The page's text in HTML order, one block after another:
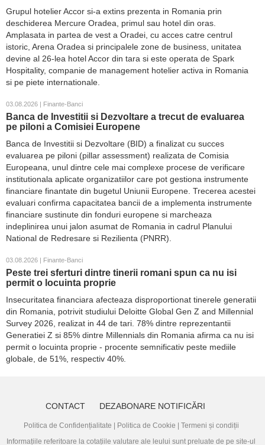
Grupul hotelier Accor si-a extins prezenta in Romania prin
deschiderea Mercure Oradea, primul sau hotel din oras.
Amplasata in partea de vest a Oradei, cu acces catre centrul
istoric, Arena Oradea si principalele zone de business, unitatea
devine al 26-lea hotel Accor din tara si este operata de Spark
Hospitality, companie de management hotelier activa in Romania
si pe piete internationale.
03.08.2026 | Finante-Banci
Banca de Investitii si Dezvoltare a trecut de evaluarea
pe piloni a Comisiei Europene
Banca de Investitii si Dezvoltare (BID) a finalizat cu succes
evaluarea pe piloni (pillar assessment) realizata de Comisia
Europeana, unul dintre cele mai complexe procese de verificare
institutionala aplicate organizatiilor care pot gestiona instrumente
financiare finantate din bugetul Uniunii Europene. Trecerea acestei
evaluari confirma capacitatea bancii de a implementa instrumente
financiare sustinute din fonduri europene si marcheaza
indeplinirea unui jalon asumat de Romania in cadrul Planului
National de Redresare si Rezilienta (PNRR).
03.08.2026 | Finante-Banci
Peste trei sferturi dintre tinerii romani spun ca nu isi
permit o locuinta proprie
Insecuritatea financiara afecteaza disproportionat tinerele generatii
din Romania, potrivit studiului Deloitte Global Gen Z and Millennial
Survey 2026, realizat in 44 de tari. 78% dintre reprezentantii
Generatiei Z si 85% dintre Millennials din Romania afirma ca nu isi
permit o locuinta proprie - procente semnificativ peste mediile
globale, de 51%, respectiv 40%.
CONTACT DEZABONARE NOTIFICĂRI
Politica de Confidențialitate Politica de Cookie
Termeni și condiții
Informațiile referitoare la cotațiile valutare ale leului sunt preluate de pe site-ul